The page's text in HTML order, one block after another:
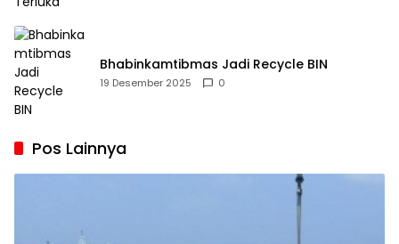
Bhabinkamtibmas Jadi Recycle BIN
19 Desember 2025 0
Pos Lainnya